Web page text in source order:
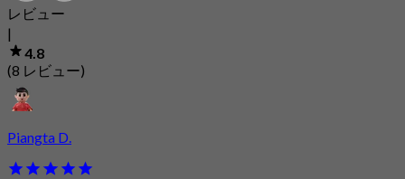
レビュー
|
4.8
(8 レビュー)
Piangta D.